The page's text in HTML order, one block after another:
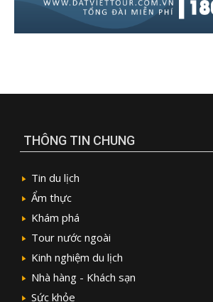
THÔNG TIN CHUNG
Tin du lịch
Ẩm thực
Khám phá
Tour nước ngoài
Kinh nghiệm du lịch
Nhà hàng - Khách sạn
Sức khỏe